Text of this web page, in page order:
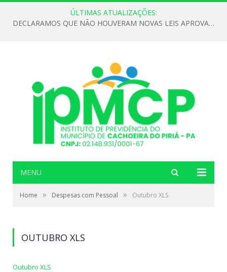
ÚLTIMAS ATUALIZAÇÕES:
DECLARAMOS QUE NÃO HOUVERAM NOVAS LEIS APROVADAS ATÉ O MOMENTO PARA O INSTITUTO DE PREVIDÊNCIA NO ANO DE 2026
MENU
Home » Despesas com Pessoal » Outubro XLS
OUTUBRO XLS
Outubro XLS